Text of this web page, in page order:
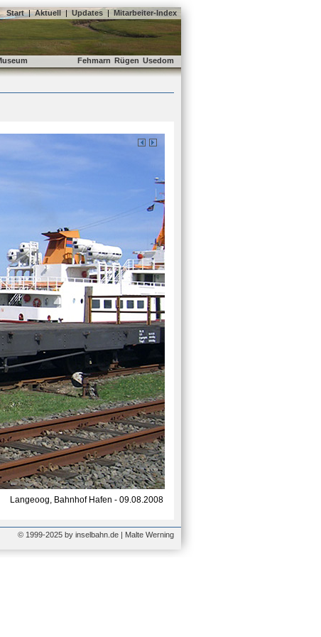
Start | Aktuell | Updates | Mitarbeiter-Index
Fehmarn Rügen Usedom
Langeoog, Bahnhof Hafen - 09.08.2008
© 1999-2025 by inselbahn.de | Malte Werning